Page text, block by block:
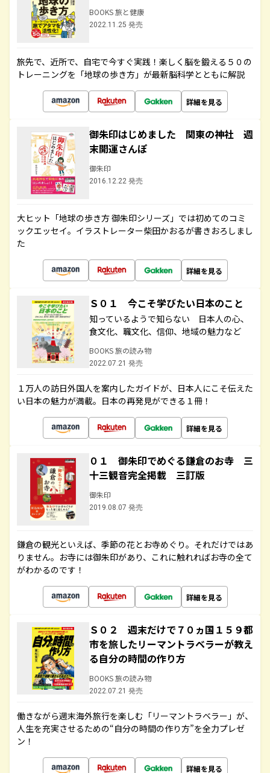
BOOKS 旅と健康
2022.11.25 発売
旅先で、近所で、自宅で今すぐ実践！楽しく脳を鍛える５０の
トレーニングを「地球の歩き方」が最新脳科学とともに解説
詳細を見る
御朱印はじめました 関東の神社 週
末開運さんぽ
御朱印
2016.12.22 発売
大ヒット「地球の歩き方 御朱印シリーズ」では初めてのコミ
ックエッセイ。イラストレーター柴田かおるが書きおろしまし
た
詳細を見る
Ｓ０１ 今こそ学びたい日本のこと
知っているようで知らない 日本人の心、
食文化、職文化、信仰、地域の魅力など
BOOKS 旅の読み物
2022.07.21 発売
１万人の訪日外国人を案内したガイドが、日本人にこそ伝えた
い日本の魅力が満載。日本の再発見ができる１冊！
詳細を見る
０１ 御朱印でめぐる鎌倉のお寺 三
十三観音完全掲載 三訂版
御朱印
2019.08.07 発売
鎌倉の観光といえば、季節の花とお寺めぐり。それだけではあ
りません。お寺には御朱印があり、これに触れればお寺の全て
がわかるのです！
詳細を見る
Ｓ０２ 週末だけで７０ヵ国１５９都
市を旅したリーマントラベラーが教え
る自分の時間の作り方
BOOKS 旅の読み物
2022.07.21 発売
働きながら週末海外旅行を楽しむ「リーマントラベラー」が、
人生を充実させるための“自分の時間の作り方”を全力プレゼ
ン！
詳細を見る